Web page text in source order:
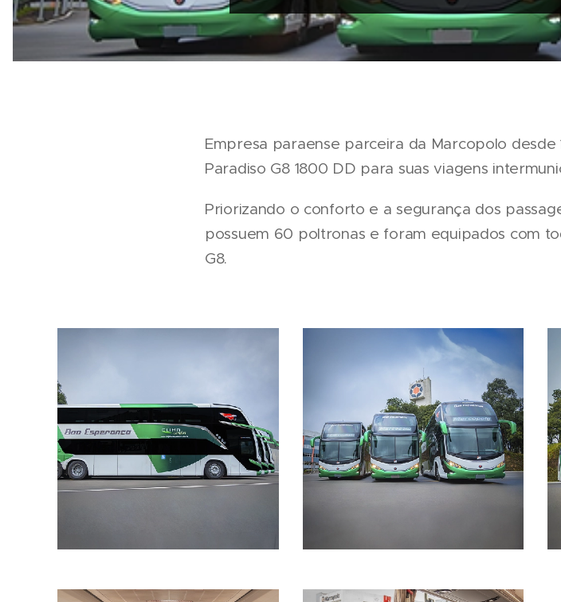
Empresa paraense parceira da Marcopolo desde
Paradiso G8 1800 DD para suas viagens
Priorizando o conforto e a segurança dos
possuem 60 poltronas e foram equipados com
G8.